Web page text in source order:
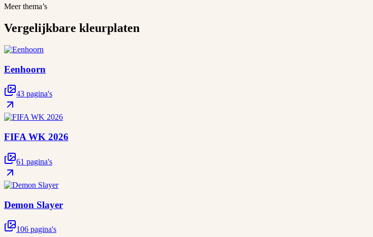
Meer thema’s
Vergelijkbare kleurplaten
Eenhoorn
43 pagina's
FIFA WK 2026
61 pagina's
Demon Slayer
106 pagina's